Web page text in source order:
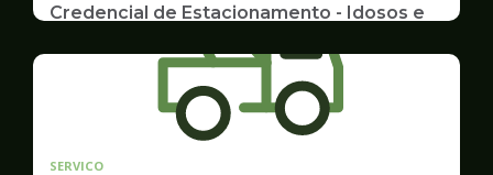
Credencial de Estacionamento - Idosos e
Cadastramento e Renovação
SERVICO